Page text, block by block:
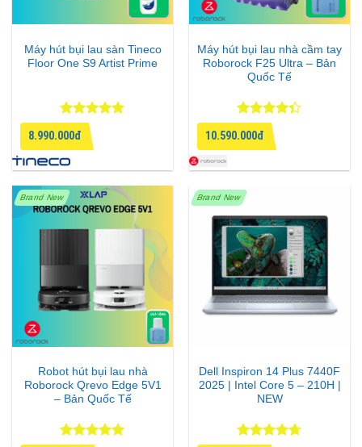
Máy hút bụi lau sàn Tineco
Floor One S9 Artist Prime
Được xếp
hạng4.75
5 sao
8.990.000đ
Máy hút bụi lau nhà cầm tay
Roborock F25 Ultra – Bản
Quốc Tế
Được xếp
hạng
4.33
5 sao
10.590.000đ
Brand New
Robot hút bụi lau nhà
Roborock Qrevo Edge 5V1
– Bản Quốc Tế
Brand New
Dell Inspiron 14 Plus 7440F
2025 | Intel Core 5 – 210H |
NEW